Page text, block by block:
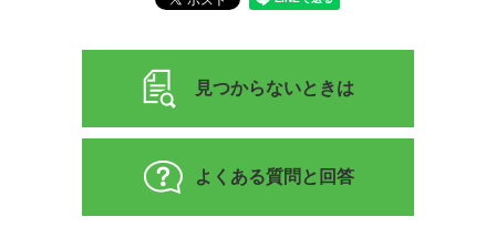
見つからないときは
よくある質問と回答